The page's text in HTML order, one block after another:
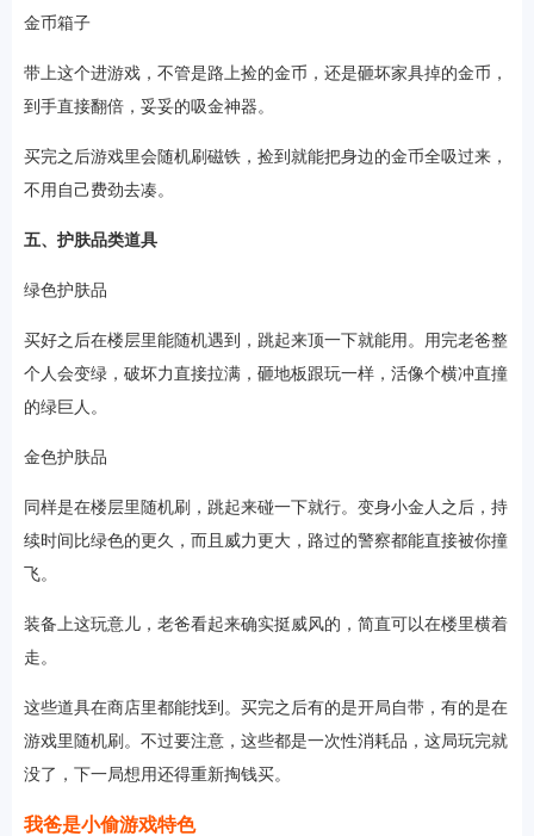
金币箱子
带上这个进游戏，不管是路上捡的金币，还是砸坏家具掉的金币，
到手直接翻倍，妥妥的吸金神器。
买完之后游戏里会随机刷磁铁，捡到就能把身边的金币全吸过来，
不用自己费劲去凑。
五、护肤品类道具
绿色护肤品
买好之后在楼层里能随机遇到，跳起来顶一下就能用。用完老爸整
个人会变绿，破坏力直接拉满，砸地板跟玩一样，活像个横冲直撞
的绿巨人。
金色护肤品
同样是在楼层里随机刷，跳起来碰一下就行。变身小金人之后，持
续时间比绿色的更久，而且威力更大，路过的警察都能直接被你撞
飞。
装备上这玩意儿，老爸看起来确实挺威风的，简直可以在楼里横着
走。
这些道具在商店里都能找到。买完之后有的是开局自带，有的是在
游戏里随机刷。不过要注意，这些都是一次性消耗品，这局玩完就
没了，下一局想用还得重新掏钱买。
我爸是小偷游戏特色